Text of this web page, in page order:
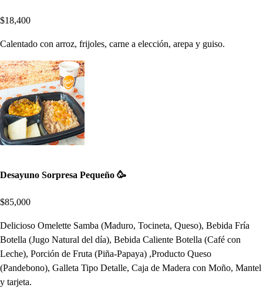
$18,400
Calentado con arroz, frijoles, carne a elección, arepa y guiso.
Desayuno Sorpresa Pequeño 🥳
$85,000
Delicioso Omelette Samba (Maduro, Tocineta, Queso), Bebida Fría
Botella (Jugo Natural del día), Bebida Caliente Botella (Café con
Leche), Porción de Fruta (Piña-Papaya) ,Producto Queso
(Pandebono), Galleta Tipo Detalle, Caja de Madera con Moño, Mantel
y tarjeta.